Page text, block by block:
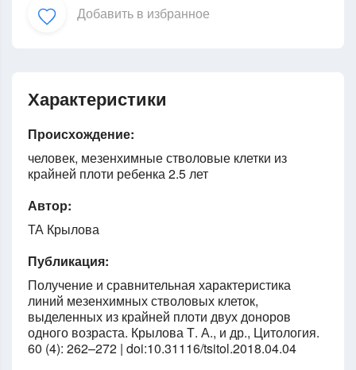
Добавить в избранное
Характеристики
Происхождение:
человек, мезенхимные стволовые клетки из
крайней плоти ребенка 2.5 лет
Автор:
ТА Крылова
Публикация:
Получение и сравнительная характеристика
линий мезенхимных стволовых клеток,
выделенных из крайней плоти двух доноров
одного возраста. Крылова Т. А., и др., Цитология.
60 (4): 262–272 | doi:10.31116/tsitol.2018.04.04